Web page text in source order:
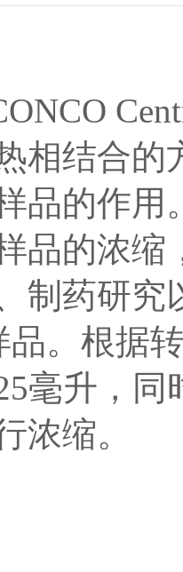
相结合
品的作
品的浓缩
制药研究
品。根据
毫升，
浓缩。